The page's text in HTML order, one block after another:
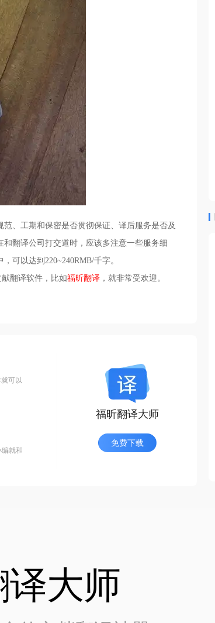
、工期和保密是否贯彻保证、译后服务是否及
翻译公司打交道时，应该多注意一些服务细
可以达到220~240RMB/千字。
翻译软件，比如福昕翻译 ，就非常受欢迎。
可以
就和
福昕翻译大师
免费下载
大师